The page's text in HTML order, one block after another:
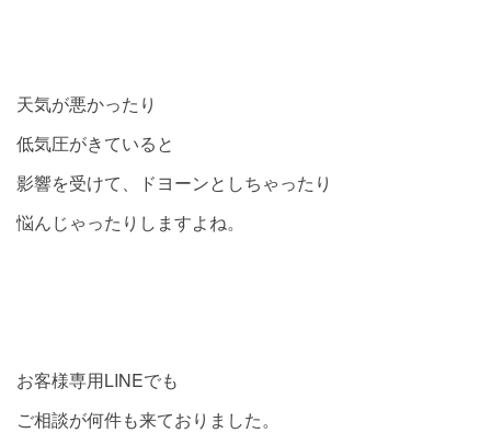
天気が悪かったり
低気圧がきていると
影響を受けて、ドヨーンとしちゃったり
悩んじゃったりしますよね。
お客様専用LINEでも
ご相談が何件も来ておりました。